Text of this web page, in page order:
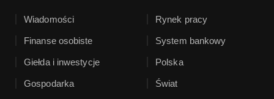
Wiadomości
Finanse osobiste
Giełda i inwestycje
Gospodarka
Rynek pracy
System bankowy
Polska
Świat